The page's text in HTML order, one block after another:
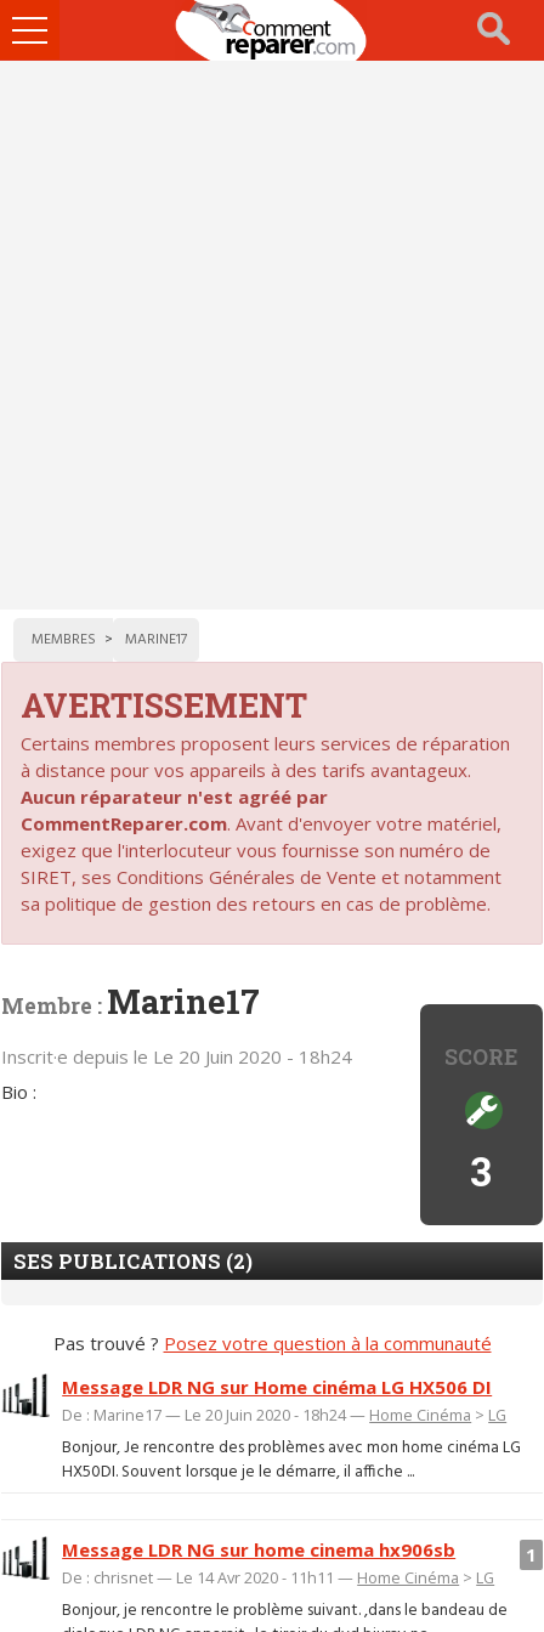
Ouvrir
le
MEMBRES MARINE17
AVERTISSEMENT
Certains membres proposent leurs services de réparation
à distance pour vos appareils à des tarifs avantageux.
Aucun réparateur n'est agréé par
CommentReparer.com. Avant d'envoyer votre matériel,
exigez que l'interlocuteur vous fournisse son numéro de
SIRET, ses Conditions Générales de Vente et notamment
sa politique de gestion des retours en cas de problème.
SCORE
3
Membre : Marine17
Inscrit·e depuis le Le 20 Juin 2020 - 18h24
Bio :
SES PUBLICATIONS (2)
Pas trouvé ? Posez votre question à la communauté
Message LDR NG sur Home cinéma LG HX506 DI
De : Marine17 — Le 20 Juin 2020 - 18h24 — Home Cinéma > LG
Bonjour, Je rencontre des problèmes avec mon home cinéma LG
HX50DI. Souvent lorsque je le démarre, il affiche ...
1
Message LDR NG sur home cinema hx906sb
De : chrisnet — Le 14 Avr 2020 - 11h11 — Home Cinéma > LG
Bonjour, je rencontre le problème suivant. ,dans le bandeau de